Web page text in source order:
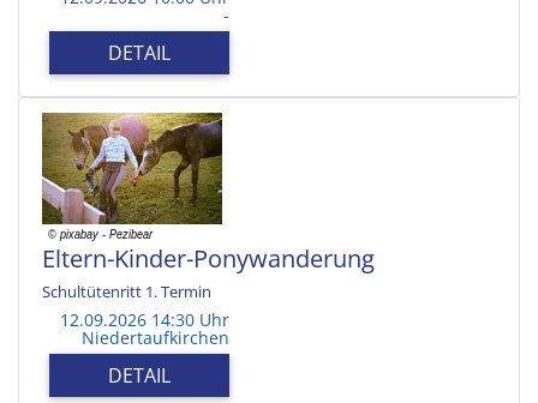
-
DETAIL
Eltern-Kinder-Ponywanderung
Schultütenritt 1. Termin
12.09.2026 14:30 Uhr
Niedertaufkirchen
DETAIL